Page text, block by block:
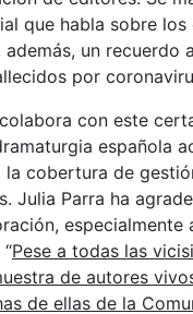
que habla sobre
un recuerdo a
por
colabora con este
española
la cobertura de
Julia Parra ha
especialmente
Pese a todas las
de autores
de ellas de la